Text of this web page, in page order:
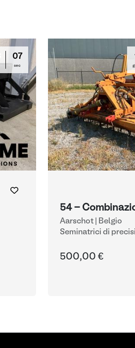
06
sec
54 -
Aarschot | Belgio
Seminatrici di
500,00 €